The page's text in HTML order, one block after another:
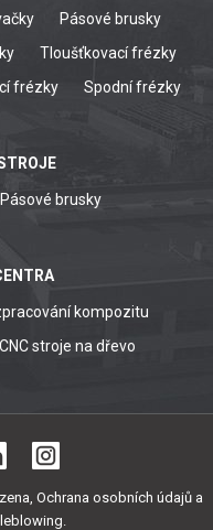
Pásové brusky
Tloušťkovací frézky
frézky Spodní frézky
Pásové brusky
kompozitu
CNC stroje na dřevo
Ochrana osobních údajů a